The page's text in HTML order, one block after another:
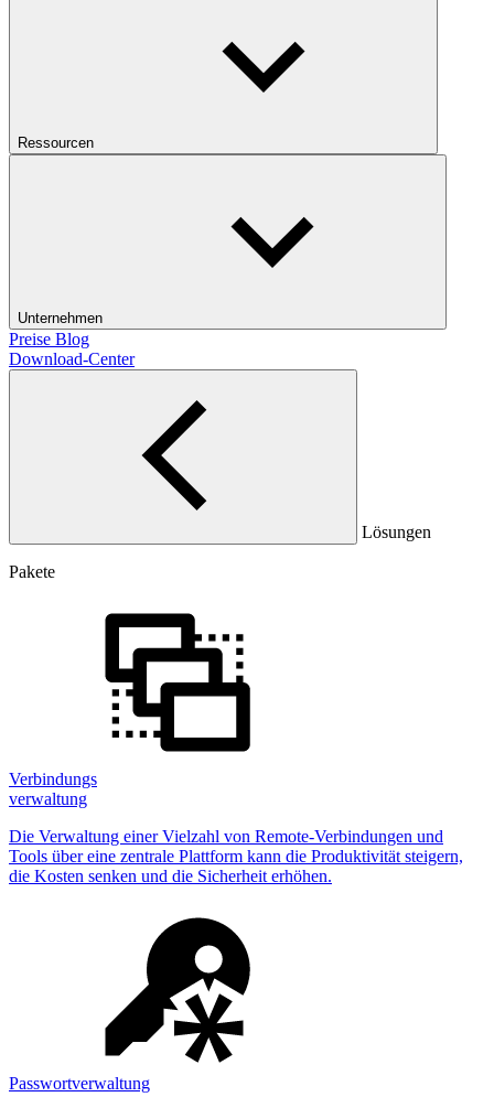
Ressourcen
Unternehmen
Preise Blog
Download-Center
Lösungen
Pakete
Verbindungs
verwaltung
Die Verwaltung einer Vielzahl von Remote-Verbindungen und
Tools über eine zentrale Plattform kann die Produktivität steigern,
die Kosten senken und die Sicherheit erhöhen.
Passwortverwaltung